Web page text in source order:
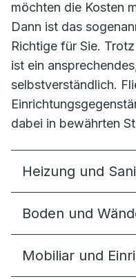
möchten die Kosten
Dann ist das
Richtige für Sie.
ist ein
selbstverständlich.
dabei in bewährten
Heizung und
Boden und
Mobiliar und